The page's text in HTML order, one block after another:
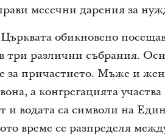
месечни дарения за
обикновено
три различни събрания.
за причастието. Мъже и
а конгрегацията
и водата са символи на
време се разпределя